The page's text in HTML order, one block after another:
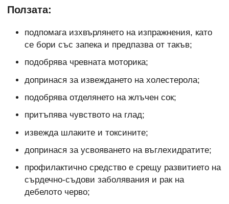
Ползата:
подпомага изхвърлянето на изпражнения, като
се бори със запека и предпазва от такъв;
подобрява чревната моторика;
допринася за извеждането на холестерола;
подобрява отделянето на жлъчен сок;
притъпява чувството на глад;
извежда шлаките и токсините;
допринася за усвояването на въглехидратите;
профилактично средство е срещу развитието на
сърдечно-съдови заболявания и рак на
дебелото черво;